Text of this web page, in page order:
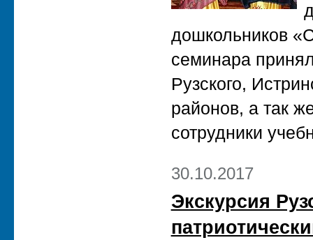
дошкольников
семинара
Рузского,
районов, а так
сотрудники
30.10.2017
Экскурсия